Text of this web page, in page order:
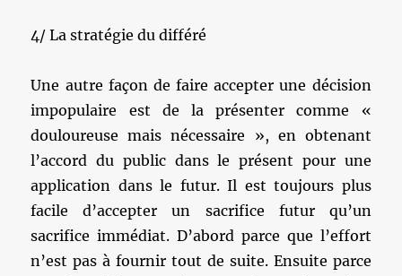
4/ La stratégie du différé
Une autre façon de faire accepter une décision
impopulaire est de la présenter comme «
douloureuse mais nécessaire », en obtenant
l’accord du public dans le présent pour une
application dans le futur. Il est toujours plus
facile d’accepter un sacrifice futur qu’un
sacrifice immédiat. D’abord parce que l’effort
n’est pas à fournir tout de suite. Ensuite parce